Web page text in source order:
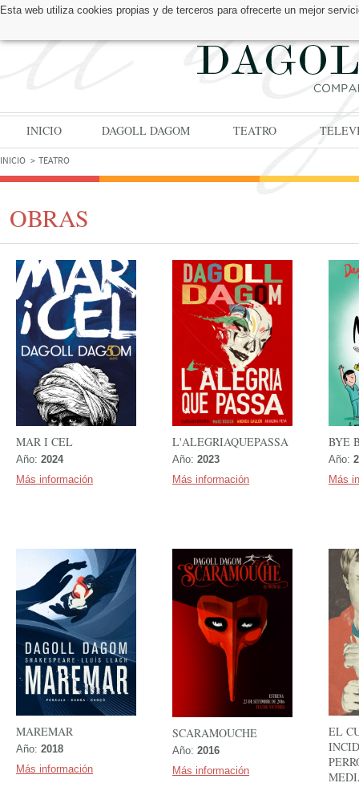
Esta web utiliza cookies propias y de terceros para ofrecerte un mejor
ENCUÉNTRANOS EN:
INICIO DAGOLL DAGOM TEATRO
INICIO TEATRO
OBRAS
MAR I CEL
Año: 2024
Más información
L'ALEGRIAQUEPASSA
Año: 2023
Más información
BYE
Año:
Más
MAREMAR
Año: 2018
Más información
SCARAMOUCHE
Año: 2016
Más información
EL